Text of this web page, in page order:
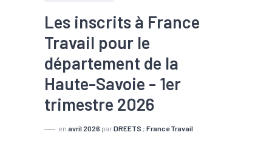
Les inscrits à France
Travail pour le
département de la
Haute-Savoie - 1er
trimestre 2026
en avril 2026 par DREETS ; France Travail